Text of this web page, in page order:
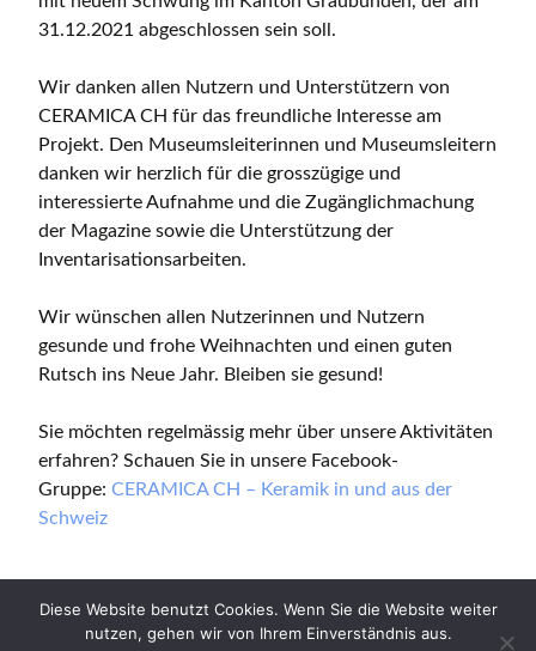
31.12.2021 abgeschlossen sein soll.
Wir danken allen Nutzern und Unterstützern von
CERAMICA CH für das freundliche Interesse am
Projekt. Den Museumsleiterinnen und Museumsleitern
danken wir herzlich für die grosszügige und
interessierte Aufnahme und die Zugänglichmachung
der Magazine sowie die Unterstützung der
Inventarisationsarbeiten.
Wir wünschen allen Nutzerinnen und Nutzern
gesunde und frohe Weihnachten und einen guten
Rutsch ins Neue Jahr. Bleiben sie gesund!
Sie möchten regelmässig mehr über unsere Aktivitäten
erfahren? Schauen Sie in unsere Facebook-
Gruppe: CERAMICA CH – Keramik in und aus der
Schweiz
Diese Website benutzt Cookies. Wenn Sie die Website weiter
nutzen, gehen wir von Ihrem Einverständnis aus.